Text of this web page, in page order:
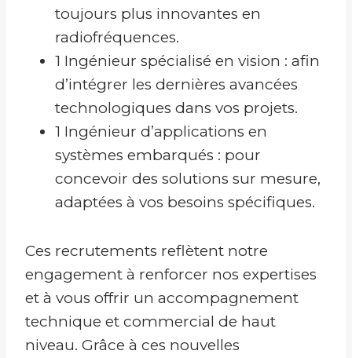
toujours plus innovantes en
radiofréquences.
1 Ingénieur spécialisé en vision : afin
d’intégrer les dernières avancées
technologiques dans vos projets.
1 Ingénieur d’applications en
systèmes embarqués : pour
concevoir des solutions sur mesure,
adaptées à vos besoins spécifiques.
Ces recrutements reflètent notre
engagement à renforcer nos expertises
et à vous offrir un accompagnement
technique et commercial de haut
niveau. Grâce à ces nouvelles